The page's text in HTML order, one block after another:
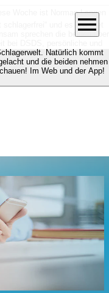
Woche ist Norman Langen
und es erwartet
sprechen die beiden über
bei DSDS, persönliche und
Natürlich kommt
und die beiden nehmen
Im Web und der App!
menu